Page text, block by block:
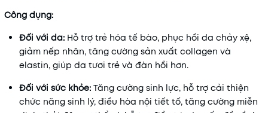
Công dụng:
Đối với da: Hỗ trợ trẻ hóa tế bào, phục hồi da chảy xệ,
giảm nếp nhăn, tăng cường sản xuất collagen và
elastin, giúp da tươi trẻ và đàn hồi hơn.
Đối với sức khỏe: Tăng cường sinh lực, hỗ trợ cải thiện
chức năng sinh lý, điều hòa nội tiết tố, tăng cường miễn